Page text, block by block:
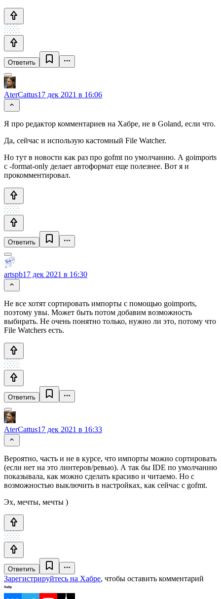
Ответить
AterCattus17 дек 2021 в 16:06
Я про редактор комментариев на Хабре, не в Goland, если что.
Да, сейчас и использую кастомный File Watcher.
Но тут в новости как раз про gofmt по умолчанию. А goimports
c -format-only делает автоформат еще полезнее. Вот я и
прокомментировал.
Ответить
artspb17 дек 2021 в 16:30
Не все хотят сортировать импорты с помощью goimports,
поэтому увы. Может быть потом добавим возможность
выбирать. Не очень понятно только, нужно ли это, потому что
File Watchers есть.
Ответить
AterCattus17 дек 2021 в 16:33
Вероятно, часть и не в курсе, что импорты можно сортировать
(если нет на это линтеров/ревью). А так бы IDE по умолчанию
показывала, как можно сделать красиво и читаемо. Но с
возможностью выключить в настройках, как сейчас с gofmt.
Эх, мечты, мечты )
Ответить
Зарегистрируйтесь на Хабре, чтобы оставить комментарий